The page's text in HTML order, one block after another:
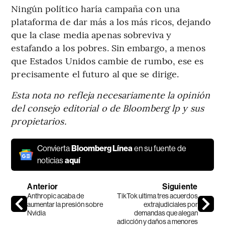
Ningún político haría campaña con una
plataforma de dar más a los más ricos, dejando
que la clase media apenas sobreviva y
estafando a los pobres. Sin embargo, a menos
que Estados Unidos cambie de rumbo, ese es
precisamente el futuro al que se dirige.
Esta nota no refleja necesariamente la opinión
del consejo editorial o de Bloomberg lp y sus
propietarios.
ConviertaBloomberg Líneaen su fuente de
noticiasaquí
Anterior
Anthropic acaba de
aumentar la presión sobre
Nvidia
Siguiente
TikTok ultima tres acuerdos
extrajudiciales por
demandas que alegan
adicción y daños a menores